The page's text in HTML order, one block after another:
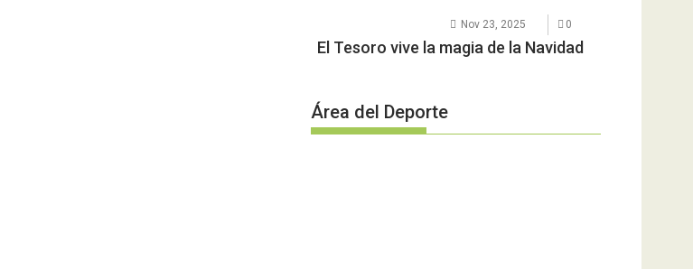
Nov 23, 2025 0
El Tesoro vive la magia de la Navidad
Área del Deporte